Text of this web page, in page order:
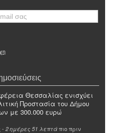
Θεσσαλίας ενισχύει
Προστασία του Δήμου
με 300.000 ευρώ
- 2 ημέρες 51 λεπτά πιο πριν